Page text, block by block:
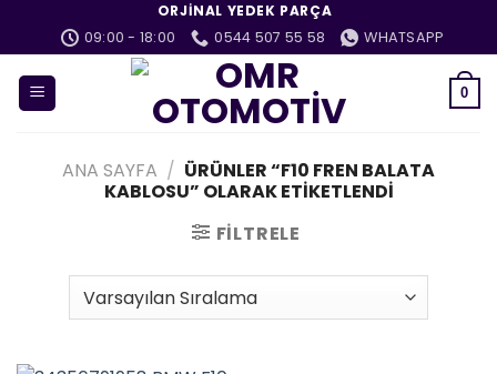
ORJINAL YEDEK PARÇA
09:00 - 18:00
0544 507 55 58 WHATSAPP
0
ANA SAYFA / ÜRÜNLER “F10 FREN BALATA
KABLOSU” OLARAK ETIKETLENDI
FILTRELE